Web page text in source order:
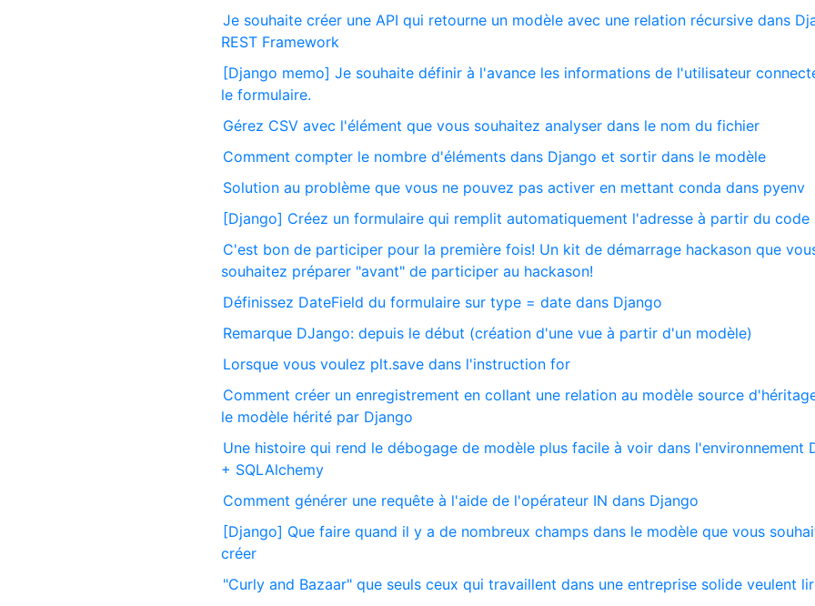
Je souhaite créer une API qui retourne un modèle avec une relation récursive dans
REST Framework
[Django memo] Je souhaite définir à l'avance les informations de l'utilisateur
le formulaire.
Gérez CSV avec l'élément que vous souhaitez analyser dans le nom du fichier
Comment compter le nombre d'éléments dans Django et sortir dans le modèle
Solution au problème que vous ne pouvez pas activer en mettant conda dans pyenv
[Django] Créez un formulaire qui remplit automatiquement l'adresse à partir du code
C'est bon de participer pour la première fois! Un kit de démarrage hackason que
souhaitez préparer "avant" de participer au hackason!
Définissez DateField du formulaire sur type = date dans Django
Remarque DJango: depuis le début (création d'une vue à partir d'un modèle)
Lorsque vous voulez plt.save dans l'instruction for
Comment créer un enregistrement en collant une relation au modèle source
le modèle hérité par Django
Une histoire qui rend le débogage de modèle plus facile à voir dans l'environnement
+ SQLAlchemy
Comment générer une requête à l'aide de l'opérateur IN dans Django
[Django] Que faire quand il y a de nombreux champs dans le modèle que vous
créer
"Curly and Bazaar" que seuls ceux qui travaillent dans une entreprise solide veulent